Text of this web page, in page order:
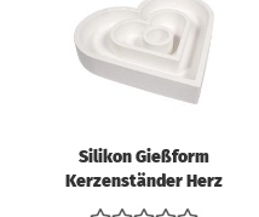
Silikon Gießform
Kerzenständer Herz
Rayher